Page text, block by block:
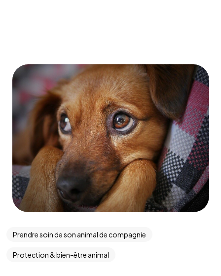
Prendre soin de son animal de compagnie
Protection & bien-être animal